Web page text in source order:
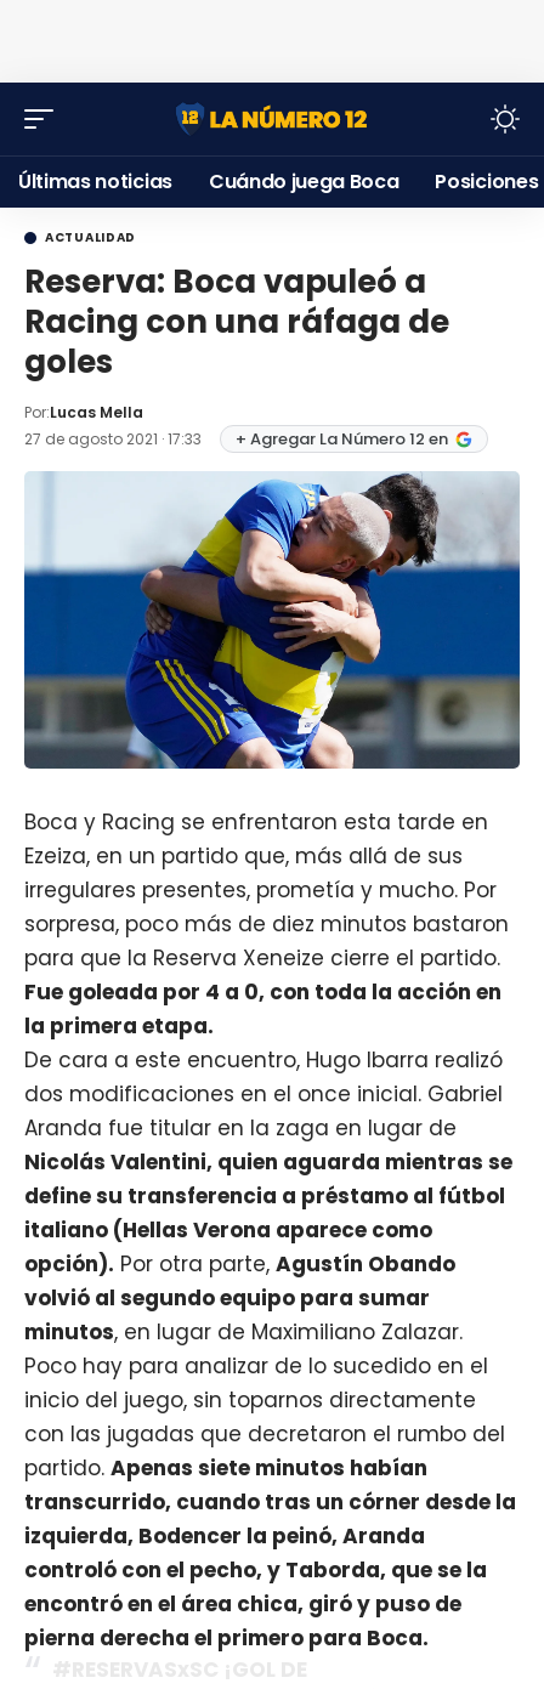
Últimas noticias Cuándo juega Boca Posiciones
ACTUALIDAD
Reserva: Boca vapuleó a
Racing con una ráfaga de
goles
Por:Lucas Mella
27 de agosto 2021 · 17:33
+ Agregar La Número 12 en
Boca y Racing se enfrentaron esta tarde en
Ezeiza, en un partido que, más allá de sus
irregulares presentes, prometía y mucho. Por
sorpresa, poco más de diez minutos bastaron
para que la Reserva Xeneize cierre el partido.
Fue goleada por 4 a 0, con toda la acción en
la primera etapa.
De cara a este encuentro, Hugo Ibarra realizó
dos modificaciones en el once inicial. Gabriel
Aranda fue titular en la zaga en lugar de
Nicolás Valentini, quien aguarda mientras se
define su transferencia a préstamo al fútbol
italiano (Hellas Verona aparece como
opción). Por otra parte, Agustín Obando
volvió al segundo equipo para sumar
minutos, en lugar de Maximiliano Zalazar.
Poco hay para analizar de lo sucedido en el
inicio del juego, sin toparnos directamente
con las jugadas que decretaron el rumbo del
partido. Apenas siete minutos habían
transcurrido, cuando tras un córner desde la
izquierda, Bodencer la peinó, Aranda
controló con el pecho, y Taborda, que se la
encontró en el área chica, giró y puso de
pierna derecha el primero para Boca.